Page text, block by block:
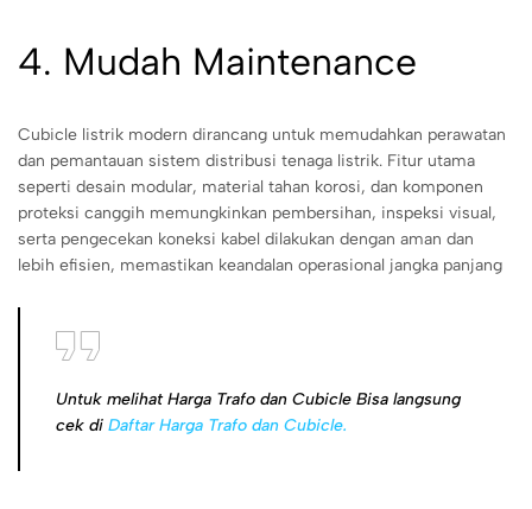
4. Mudah Maintenance
Cubicle listrik modern dirancang untuk memudahkan perawatan
dan pemantauan sistem distribusi tenaga listrik. Fitur utama
seperti desain modular, material tahan korosi, dan komponen
proteksi canggih memungkinkan pembersihan, inspeksi visual,
serta pengecekan koneksi kabel dilakukan dengan aman dan
lebih efisien, memastikan keandalan operasional jangka panjang
Untuk melihat Harga Trafo dan Cubicle Bisa langsung
cek di Daftar Harga Trafo dan Cubicle.